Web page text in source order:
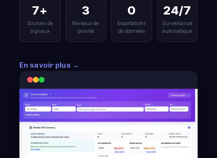
7+
Sources de
signaux
3
Niveaux de
priorité
0
Exportations
de données
24/7
Surveillance
automatique
En savoir plus →